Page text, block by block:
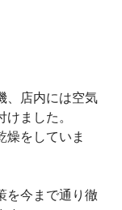
、店内には空気
ました。﻿
燥をしていま
を今まで通り徹